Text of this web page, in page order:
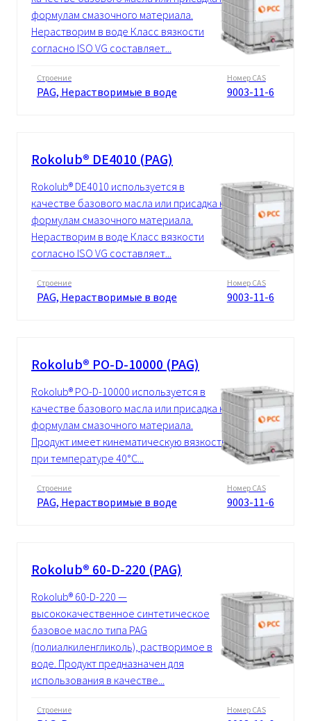
формулам смазочного материала.
Нерастворим в воде Класс вязкости
согласно ISO VG составляет...
Строение
PAG, Нерастворимые в воде
Номер CAS
9003-11-6
Rokolub® DE4010 (PAG)
Rokolub® DE4010 используется в
качестве базового масла или присадка к
формулам смазочного материала.
Нерастворим в воде Класс вязкости
согласно ISO VG составляет...
Строение
PAG, Нерастворимые в воде
Номер CAS
9003-11-6
Rokolub® PO-D-10000 (PAG)
Rokolub® PO-D-10000 используется в
качестве базового масла или присадка к
формулам смазочного материала.
Продукт имеет кинематическую вязкость
при температуре 40°C...
Строение
PAG, Нерастворимые в воде
Номер CAS
9003-11-6
Rokolub® 60-D-220 (PAG)
Rokolub® 60-D-220 —
высококачественное синтетическое
базовое масло типа PAG
(полиалкиленгликоль), растворимое в
воде. Продукт предназначен для
использования в качестве...
Строение Номер CAS